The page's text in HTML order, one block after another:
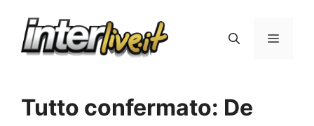
Menu
Tutto confermato: De